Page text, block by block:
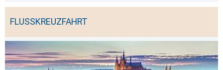
FLUSSKREUZFAHRT